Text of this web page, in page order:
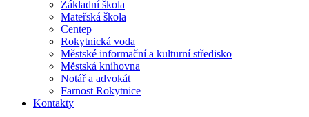
Základní škola
Mateřská škola
Centep
Rokytnická voda
Městské informační a kulturní středisko
Městská knihovna
Notář a advokát
Farnost Rokytnice
Kontakty